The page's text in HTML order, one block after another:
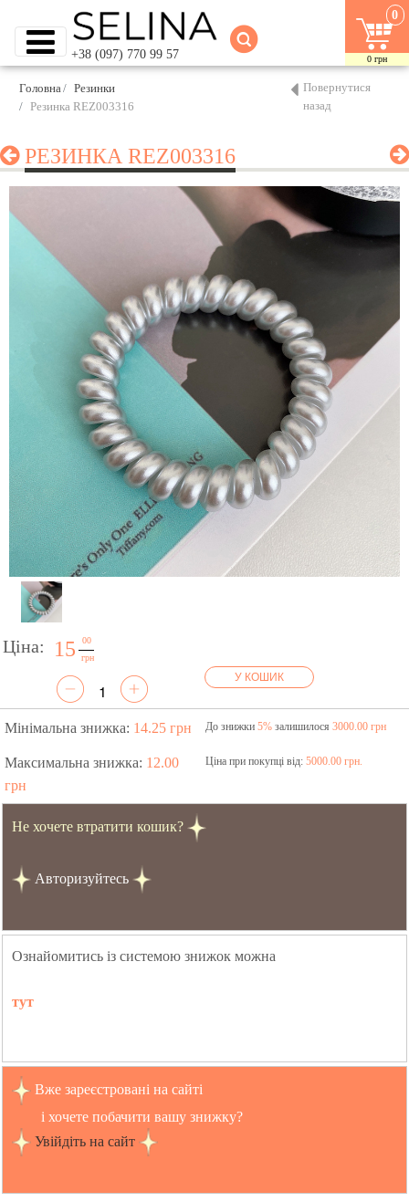
+38 (097) 770 99 57
0
0 грн
Головна
Резинки
Резинка REZ003316
Повернутися
назад
РЕЗИНКА REZ003316
Ціна: 15
00
грн
У КОШИК
Мінімальна знижка: 14.25 грн До знижки 5%залишилося 3000.00 грн
Максимальна знижка: 12.00
грн
Ціна при покупці від: 5000.00 грн.
Не хочете втратити кошик?
Авторизуйтесь
Ознайомитись із системою знижок можна
тут
Вже зареєстровані на сайті
і хочете побачити вашу знижку?
Увійдіть на сайт